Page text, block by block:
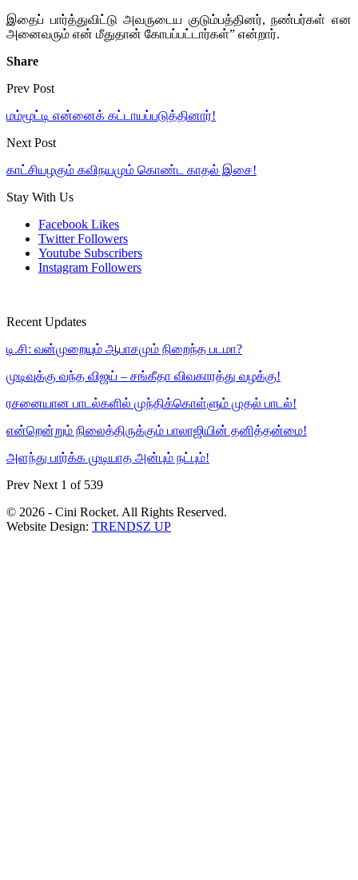
இதைப் பார்த்துவிட்டு அவருடைய குடும்பத்தினர், நண்பர்கள் என
அனைவரும் என் மீதுதான் கோபப்பட்டார்கள்” என்றார்.
Share
Prev Post
மம்மூட்டி என்னைக் கட்டாயப்படுத்தினார்!
Next Post
காட்சியழகும் கவிநயமும் கொண்ட காதல் இசை!
Stay With Us
Facebook Likes
Twitter Followers
Youtube Subscribers
Instagram Followers
Recent Updates
டி.சி: வன்முறையும் ஆபாசமும் நிறைந்த படமா?
முடிவுக்கு வந்த விஜய் – சங்கீதா விவகாரத்து வழக்கு!
ரசனையான பாடல்களில் முந்திக்கொள்ளும் முதல் பாடல்!
என்றென்றும் நிலைத்திருக்கும் பாலாஜியின் தனித்தன்மை!
அளந்து பார்க்க முடியாத அன்பும் நட்பும்!
Prev Next 1 of 539
© 2026 - Cini Rocket. All Rights Reserved.
Website Design: TRENDSZ UP